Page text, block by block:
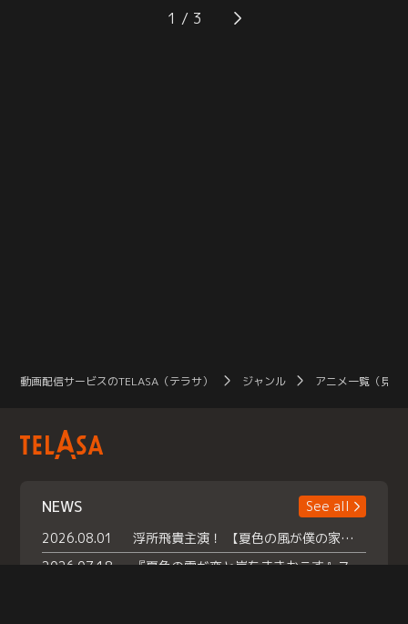
かを察した経営者・チビ太が彼に語
るのは？「恋する十四松」どんなと
（？）、この窮地を救う驚きの方法
が！？チビ太とともに商売を再開さ
1
動画配信サービスのTELASA（テラサ） ジャンル アニメ一覧（見放
NEWS
See all
2026.08.01
浮所飛貴主演！ 【夏色の風が僕の家にやってきた】 本日よりテラサで独占配信スタート！
2026.07.18
『夏色の雲が恋と嵐をまきおこす』スペシャルメイキング 【Part1】2026年７月18日（土）23時30分～配信スタート！話題のシーンの裏側を大公開！豪華キャスト大集合！ 『武宮家 真夏の家族会議』開催！